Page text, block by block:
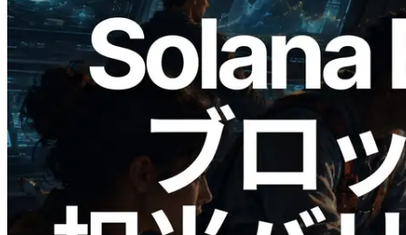
2026.05.24
Validators Solutions、Solana ブロックア
ナライザーを公開 — slot 単位のブロッ
ク生成時間と担当バリデータを視覚化
この記事を読む